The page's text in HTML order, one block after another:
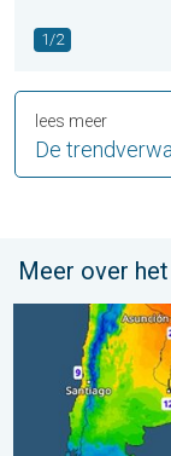
1/2
De
lees meer
Meer over
Wintergroet uit